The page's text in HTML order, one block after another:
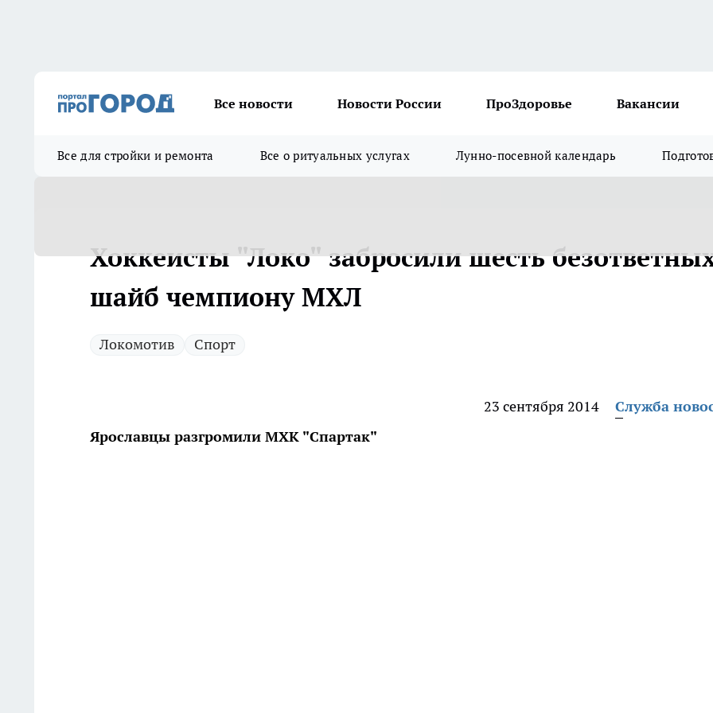
Все новости Новости России ПроЗдоровье Вакансии
Все для стройки и ремонта Все о ритуальных услугах Лунно-посевной календарь
Хоккеисты "Локо" забросили шесть
шайб чемпиону МХЛ
Локомотив Спорт
23 сентября 2014
Служба
Ярославцы разгромили МХК "Спартак"